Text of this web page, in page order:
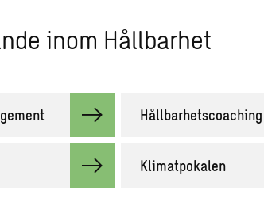
inom Hållbarhet
Hållbarhetscoaching
Klimatpokalen